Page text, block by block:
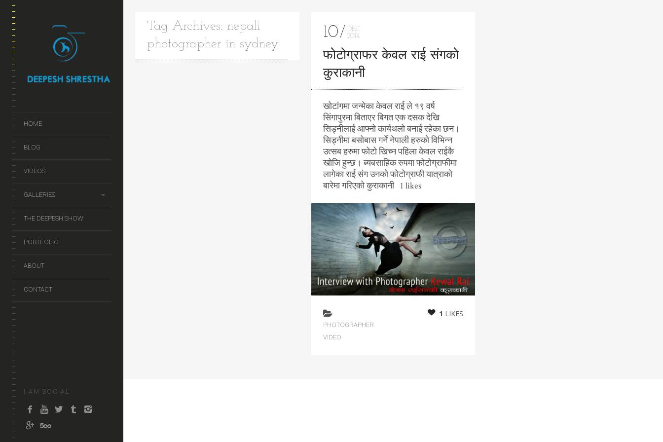
HOME
BLOG
VIDEOS
GALLERIES
THE DEEPESH SHOW
PORTFOLIO
ABOUT
CONTACT
I AM SOCIAL
Tag Archives: nepali
photographer in sydney
10
DEC
2014
फोटोग्राफर केवल राई संगको
कुराकानी
खोटांगमा जन्मेका केवल राई ले १९ वर्ष
सिंगापुरमा बिताएर बिगत एक दसक देखि
सिड्नीलाई आफ्नो कार्यथलो बनाई रहेका छन।
सिड्नीमा बसोबास गर्ने नेपाली हरुको विभिन्न
उत्सब हरुमा फोटो खिच्न पहिला केवल राईकै
खोजि हुन्छ। ब्यबसाहिक रुपमा फोटोग्राफीमा
लागेका राई संग उनको फोटोग्राफी यात्राको
बारेमा गरिएको कुराकानी 1 likes
PHOTOGRAPHER
VIDEO
1 LIKES